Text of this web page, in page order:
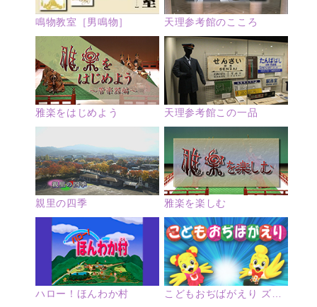
鳴物教室［男鳴物］ 天理参考館のこころ
雅楽をはじめよう 天理参考館この一品
親里の四季 雅楽を楽しむ
ハロー！ほんわか村 こどもおぢばがえり ズームアップ